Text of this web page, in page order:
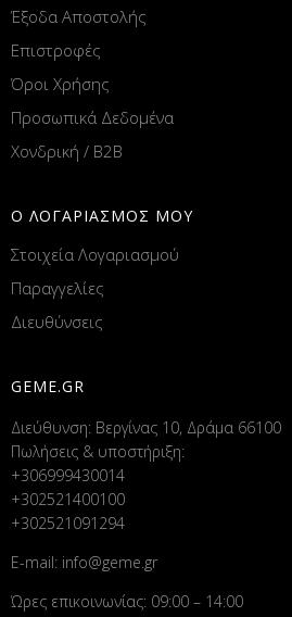
Έξοδα Αποστολής
Επιστροφές
Όροι Χρήσης
Προσωπικά Δεδομένα
Χονδρική / B2B
Ο ΛΟΓΑΡΙΑΣΜΟΣ ΜΟΥ
Στοιχεία Λογαριασμού
Παραγγελίες
Διευθύνσεις
GEME.GR
Διεύθυνση: Βεργίνας 10, Δράμα 66100
Πωλήσεις & υποστήριξη:
+306999430014
+302521400100
+302521091294
E-mail: info@geme.gr
Ώρες επικοινωνίας: 09:00 – 14:00